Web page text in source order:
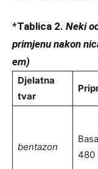
*Tablica 2. Neki
primjenu nakon
em)
Djelatna
tvar
bentazon
480